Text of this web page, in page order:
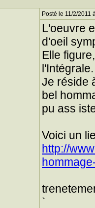
Posté le 11/2/2011
L'oeuvre
d'oeil
Elle
l'Intégrale.
Je réside
bel
pu ass
Voici un
http://
`